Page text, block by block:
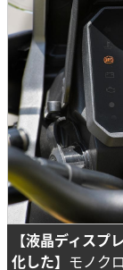
【液晶ディスプ
化した】 モノク